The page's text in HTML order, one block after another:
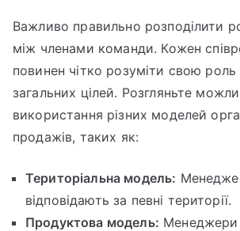
Важливо правильно розподілити
між членами команди. Кожен
повинен чітко розуміти свою роль
загальних цілей. Розгляньте
використання різних моделей
продажів, таких як:
Територіальна модель:
відповідають за певні території.
Продуктова модель: